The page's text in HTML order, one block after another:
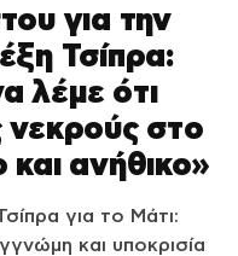
για την
Τσίπρα:
λέμε ότι
στο
ανήθικο»
για το Μάτι:
και υποκρισία